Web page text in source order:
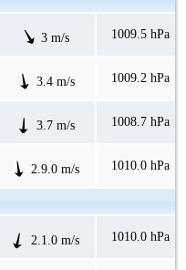
3 m/s 1009.5 hPa
3.4 m/s 1009.2 hPa
3.7 m/s 1008.7 hPa
2.9.0 m/s 1010.0 hPa
2.1.0 m/s 1010.0 hPa